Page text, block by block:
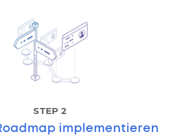
STEP 2
implementieren